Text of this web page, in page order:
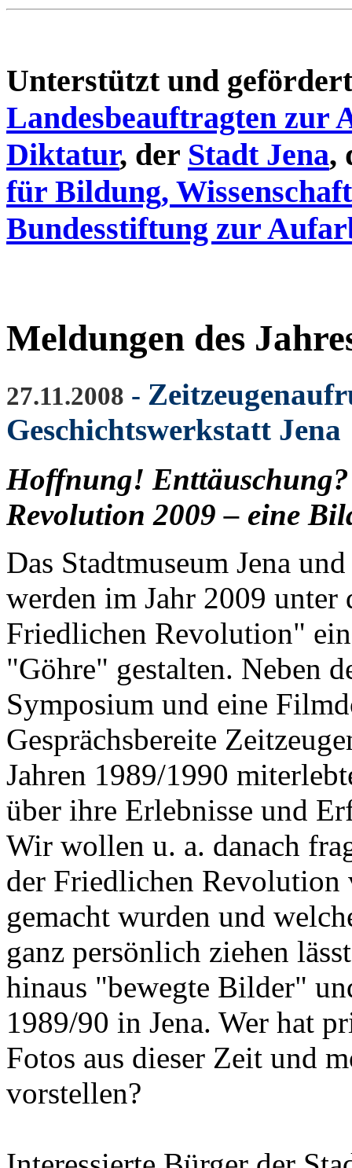
Unterstützt und
Landesbeauftragten zur
Diktatur, der Stadt Jena,
für Bildung,
Bundesstiftung zur
Meldungen des
27.11.2008 -
Geschichtswerkstatt Jena
Hoffnung!
Revolution 2009 – eine
Das Stadtmuseum Jena
werden im Jahr 2009
Friedlichen Revolution"
"Göhre" gestalten. Neben
Symposium und eine
Gesprächsbereite
Jahren 1989/1990
über ihre Erlebnisse und
Wir wollen u. a. danach
der Friedlichen Revolution
gemacht wurden und
ganz persönlich ziehen
hinaus "bewegte Bilder"
1989/90 in Jena. Wer hat
Fotos aus dieser Zeit und
vorstellen?